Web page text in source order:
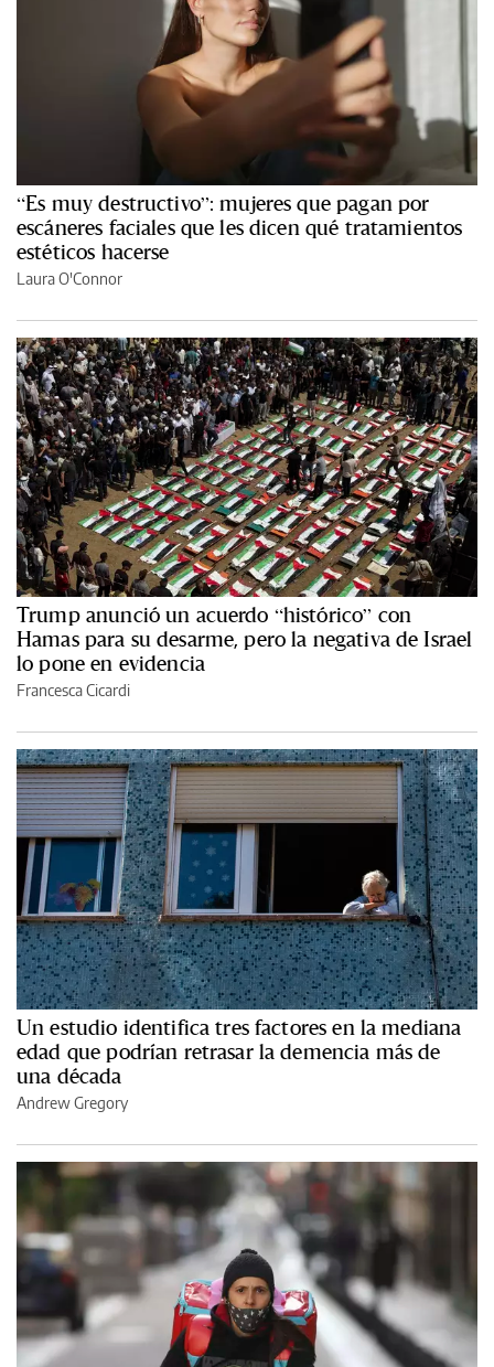
“Es muy destructivo”: mujeres que pagan por
escáneres faciales que les dicen qué tratamientos
estéticos hacerse
Laura O'Connor
Trump anunció un acuerdo “histórico” con
Hamas para su desarme, pero la negativa de Israel
lo pone en evidencia
Francesca Cicardi
Un estudio identifica tres factores en la mediana
edad que podrían retrasar la demencia más de
una década
Andrew Gregory